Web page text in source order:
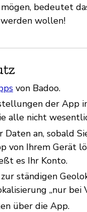
bedeutet
wollen!
von Badoo.
der App
alle nicht
Daten an, sobald
von Ihrem Gerät
es Ihr Konto.
ständigen
„nur bei
über die App.